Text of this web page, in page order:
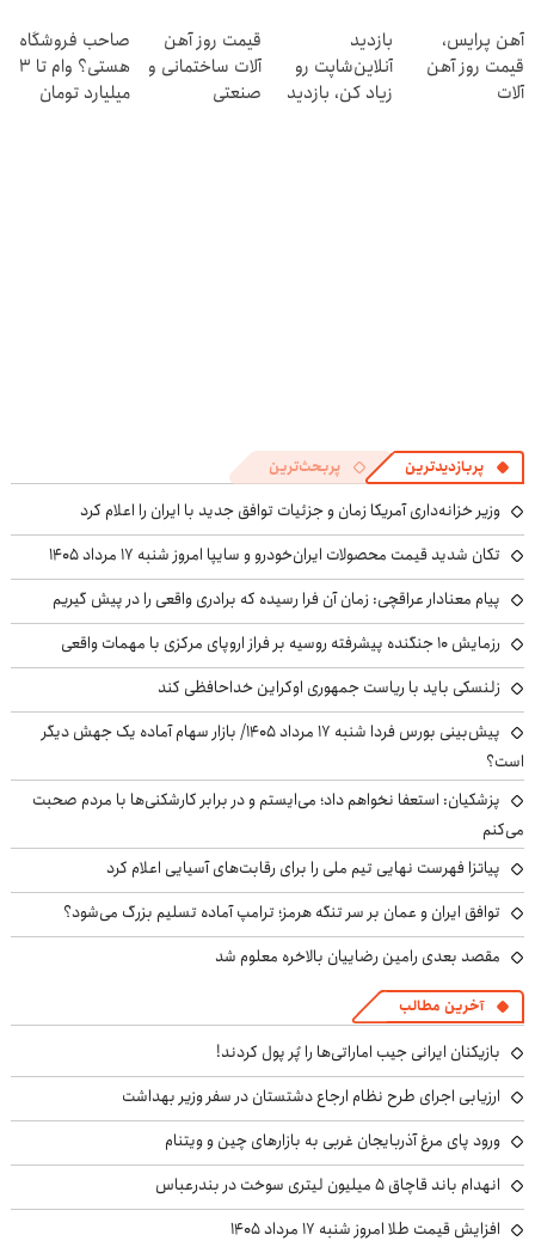
پرکن!
پر کن◖
آهن پرایس،
قیمت روز آهن
آلات
بازدید
آنلاین‌شاپت رو
زیاد کن، بازدید
قیمت روز آهن
آلات ساختمانی و
صنعتی
صاحب فروشگاه
هستی؟ وام تا ۳
میلیارد تومان
پربازدیدترین پربحث‌ترین
وزیر خزانه‌داری آمریکا زمان و جزئیات توافق جدید با ایران را اعلام کرد
تکان شدید قیمت محصولات ایران‌خودرو و سایپا امروز شنبه ۱۷ مرداد ۱۴۰۵
پیام معنادار عراقچی: زمان آن فرا رسیده که برادری واقعی را در پیش گیریم
رزمایش ۱۰ جنگنده پیشرفته روسیه بر فراز اروپای مرکزی با مهمات واقعی
زلنسکی باید با ریاست جمهوری اوکراین خداحافظی کند
پیش‌بینی بورس فردا شنبه ۱۷ مرداد ۱۴۰۵/ بازار سهام آماده یک جهش دیگر
است؟
پزشکیان: استعفا نخواهم داد؛ می‌ایستم و در برابر کارشکنی‌ها با مردم صحبت
می‌کنم
پیاتزا فهرست نهایی تیم ملی را برای رقابت‌های آسیایی اعلام کرد
توافق ایران و عمان بر سر تنگه هرمز؛ ترامپ آماده تسلیم بزرگ می‌شود؟
مقصد بعدی رامین رضاییان بالاخره معلوم شد
آخرین مطالب
بازیکنان ایرانی جیب اماراتی‌ها را پُر پول کردند!
ارزیابی اجرای طرح نظام ارجاع دشتستان در سفر وزیر بهداشت
ورود پای مرغ آذربایجان غربی به بازارهای چین و ویتنام
انهدام باند قاچاق ۵ میلیون لیتری سوخت در بندرعباس
افزایش قیمت طلا امروز شنبه ۱۷ مرداد ۱۴۰۵